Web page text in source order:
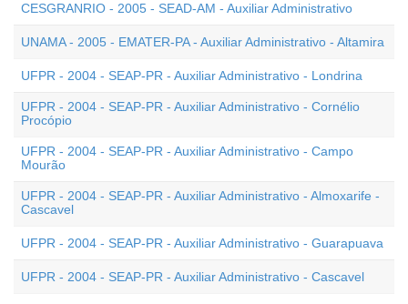
CESGRANRIO - 2005 - SEAD-AM - Auxiliar Administrativo
UNAMA - 2005 - EMATER-PA - Auxiliar Administrativo - Altamira
UFPR - 2004 - SEAP-PR - Auxiliar Administrativo - Londrina
UFPR - 2004 - SEAP-PR - Auxiliar Administrativo - Cornélio
Procópio
UFPR - 2004 - SEAP-PR - Auxiliar Administrativo - Campo
Mourão
UFPR - 2004 - SEAP-PR - Auxiliar Administrativo - Almoxarife -
Cascavel
UFPR - 2004 - SEAP-PR - Auxiliar Administrativo - Guarapuava
UFPR - 2004 - SEAP-PR - Auxiliar Administrativo - Cascavel